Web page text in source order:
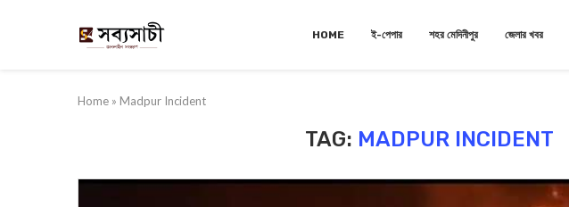
HOME ই-পেপার শহর মেদিনীপুর জেলার খবর
Home » Madpur Incident
TAG: MADPUR INCIDENT